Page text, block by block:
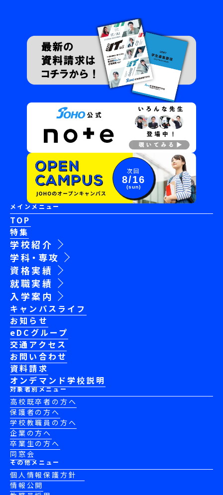
次回
8/16
(sun)
メインメニュー
TOP
特集
学校紹介
学科・専攻
資格実績
就職実績
入学案内
キャンパスライフ
お知らせ
eDCグループ
交通アクセス
お問い合わせ
資料請求
オンデマンド学校説明
対象者別メニュー
高校既卒者の方へ
保護者の方へ
学校教職員の方へ
企業の方へ
卒業生の方へ
同窓会
その他メニュー
個人情報保護方針
情報公開